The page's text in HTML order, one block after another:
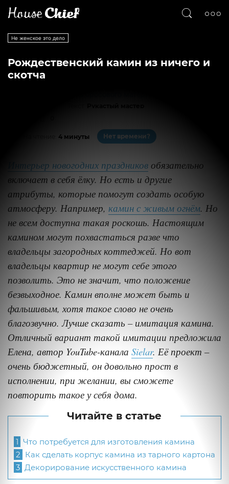
Не женское это дело
Рождественский камин из ничего и
скотча
4 минуты Нет времени?
Интерьер новогодних праздников обязательно
включает в себя ёлку. Но есть и другие
атрибуты, которые помогут создать особую
атмосферу. Например, камин с живым огнём. Но
не всем доступна такая роскошь. Настоящим
камином могут похвастаться разве что
владельцы загородных коттеджей. Но вот
владельцы квартир не могут себе этого
позволить. Это не значит, что положение
безвыходное. Камин вполне может быть и
фальшивым, хотя такое слово не очень
благозвучно. Лучше сказать – имитация камина.
Отличный вариант такой имитации предложила
Елена, автор YouTube-канала Sielar. Её проект –
очень бюджетный, он довольно прост в
исполнении, при желании, вы сможете
повторить такое у себя дома.
Читайте в статье
1 Что потребуется для изготовления камина
2 Как сделать корпус камина из тарного картона
3 Декорирование искусственного камина